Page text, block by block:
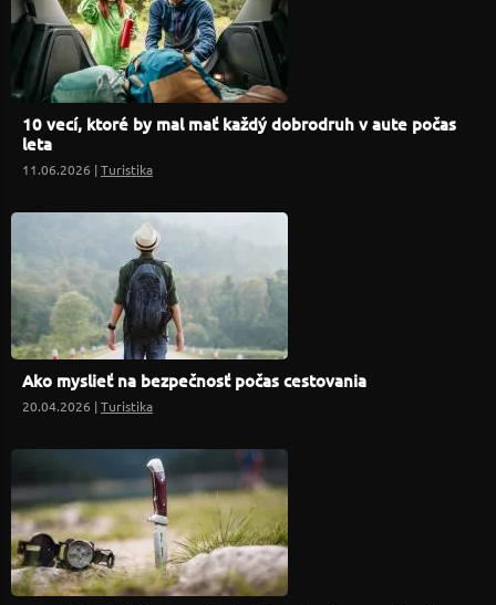
10 vecí, ktoré by mal mať každý dobrodruh v aute počas
leta
11.06.2026 |Turistika
Ako myslieť na bezpečnosť počas cestovania
20.04.2026 |Turistika